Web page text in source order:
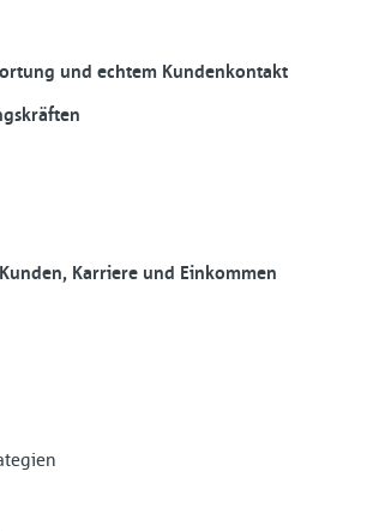
und echtem Kundenkontakt
Karriere und Einkommen